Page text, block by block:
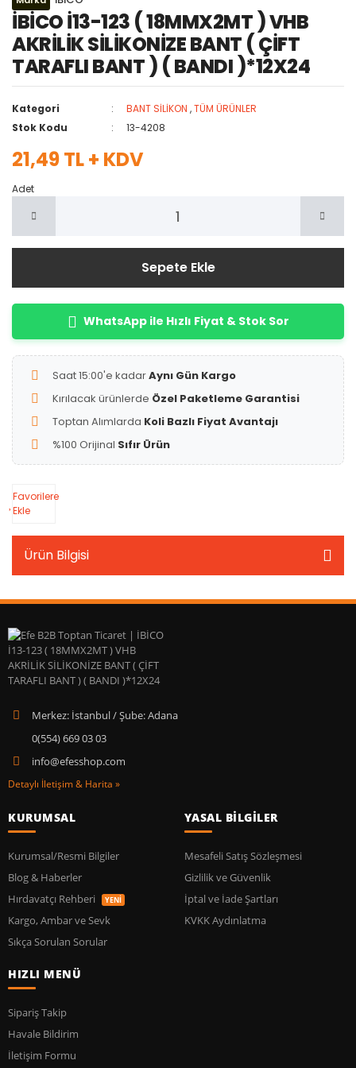
İBİCO İ13-123 ( 18MMX2MT ) VHB
AKRİLİK SİLİKONİZE BANT ( ÇİFT
TARAFLI BANT ) ( BANDI )*12X24
Kategori BANT SİLİKON ,TÜM ÜRÜNLER
Stok Kodu
13-4208
21,49 TL + KDV
Adet
Sepete Ekle
WhatsApp ile Hızlı Fiyat & Stok Sor
Saat 15:00'e kadarAynı Gün Kargo
Kırılacak ürünlerde Özel Paketleme Garantisi
Toptan Alımlarda Koli Bazlı Fiyat Avantajı
%100 Orijinal Sıfır Ürün
Favorilere
Ekle
Ürün Bilgisi
Merkez: İstanbul / Şube: Adana
0(554) 669 03 03
info@efesshop.com
Detaylı İletişim & Harita »
KURUMSAL
Kurumsal/Resmi Bilgiler
Blog & Haberler
Hırdavatçı Rehberi
YENİ
Kargo, Ambar ve Sevk
Sıkça Sorulan Sorular
YASAL BİLGİLER
Mesafeli Satış Sözleşmesi
Gizlilik ve Güvenlik
İptal ve İade Şartları
KVKK Aydınlatma
HIZLI MENÜ
Sipariş Takip
Havale Bildirim
İletişim Formu